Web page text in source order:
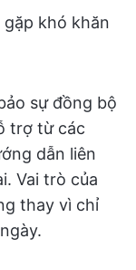
khó khăn
sự đồng bộ
trợ từ các
dẫn liên
Vai trò của
thay vì chỉ